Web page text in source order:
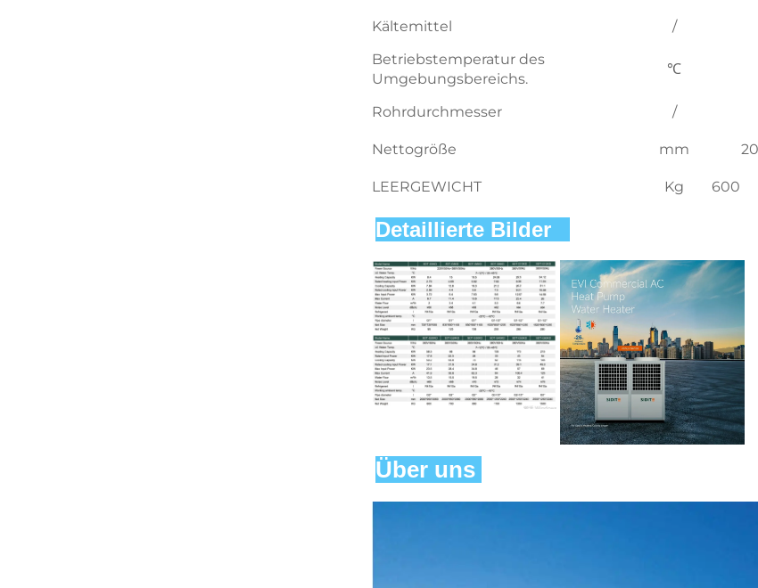
Kältemittel /
Betriebstemperatur des
Umgebungsbereichs.
℃
Rohrdurchmesser /
Nettogröße mm
LEERGEWICHT Kg 600
Detaillierte Bilder
Über uns